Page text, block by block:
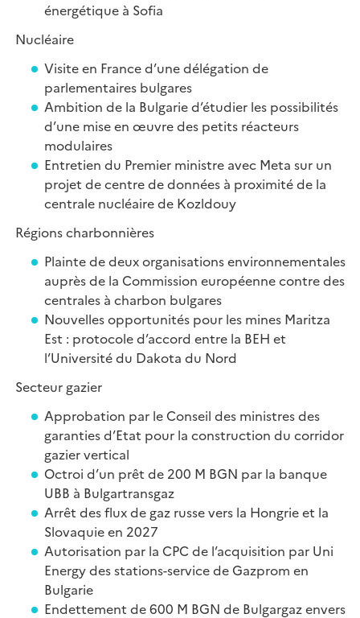
énergétique à Sofia
Nucléaire
Visite en France d’une délégation de
parlementaires bulgares
Ambition de la Bulgarie d’étudier les possibilités
d’une mise en œuvre des petits réacteurs
modulaires
Entretien du Premier ministre avec Meta sur un
projet de centre de données à proximité de la
centrale nucléaire de Kozldouy
Régions charbonnières
Plainte de deux organisations environnementales
auprès de la Commission européenne contre des
centrales à charbon bulgares
Nouvelles opportunités pour les mines Maritza
Est : protocole d’accord entre la BEH et
l’Université du Dakota du Nord
Secteur gazier
Approbation par le Conseil des ministres des
garanties d’Etat pour la construction du corridor
gazier vertical
Octroi d’un prêt de 200 M BGN par la banque
UBB à Bulgartransgaz
Arrêt des flux de gaz russe vers la Hongrie et la
Slovaquie en 2027
Autorisation par la CPC de l’acquisition par Uni
Energy des stations-service de Gazprom en
Bulgarie
Endettement de 600 M BGN de Bulgargaz envers